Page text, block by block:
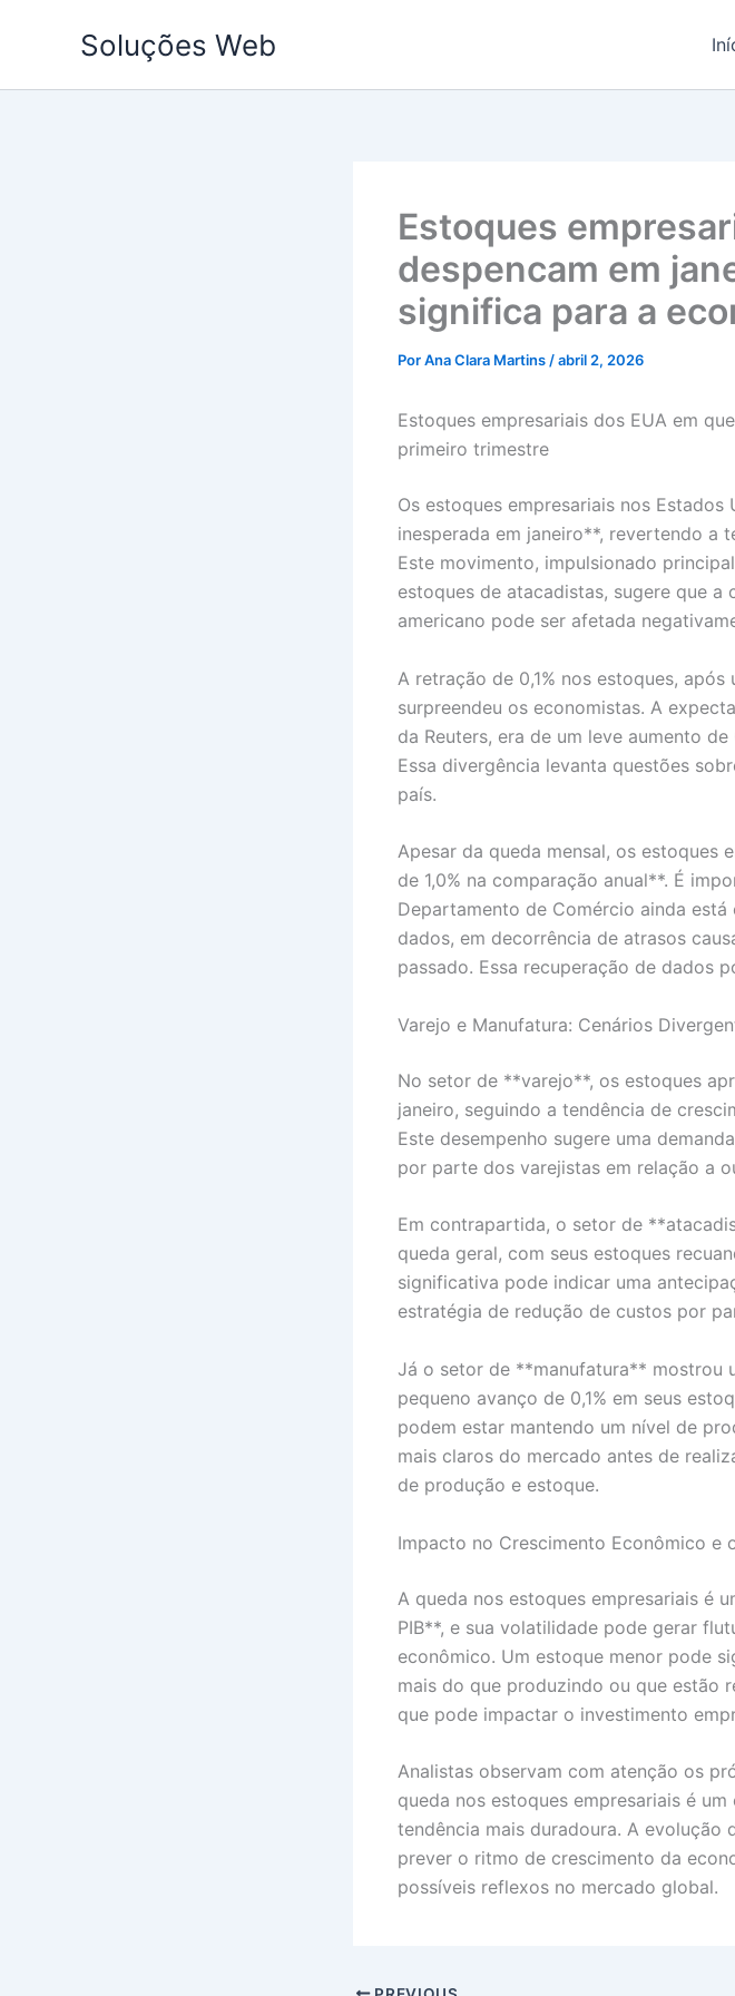
Soluções Web
Estoques
despencam em
significa para a
PorAna Clara Martins /abril 2, 2026
Estoques empresariais dos EUA em
primeiro trimestre
Os estoques empresariais nos
inesperada em janeiro**, revertendo a
Este movimento, impulsionado
estoques de atacadistas, sugere que
americano pode ser afetada
A retração de 0,1% nos estoques,
surpreendeu os economistas. A
da Reuters, era de um leve aumento
Essa divergência levanta questões
país.
Apesar da queda mensal, os estoques
de 1,0% na comparação anual**. É
Departamento de Comércio ainda
dados, em decorrência de atrasos
passado. Essa recuperação de dados
Varejo e Manufatura: Cenários
No setor de **varejo**, os estoques
janeiro, seguindo a tendência de
Este desempenho sugere uma
por parte dos varejistas em relação a
Em contrapartida, o setor de
queda geral, com seus estoques
significativa pode indicar uma
estratégia de redução de custos por
Já o setor de **manufatura** mostrou
pequeno avanço de 0,1% em seus
podem estar mantendo um nível de
mais claros do mercado antes de
de produção e estoque.
Impacto no Crescimento Econômico e
A queda nos estoques empresariais é
PIB**, e sua volatilidade pode gerar
econômico. Um estoque menor pode
mais do que produzindo ou que estão
que pode impactar o investimento
Analistas observam com atenção os
queda nos estoques empresariais é
tendência mais duradoura. A evolução
prever o ritmo de crescimento da
possíveis reflexos no mercado global.